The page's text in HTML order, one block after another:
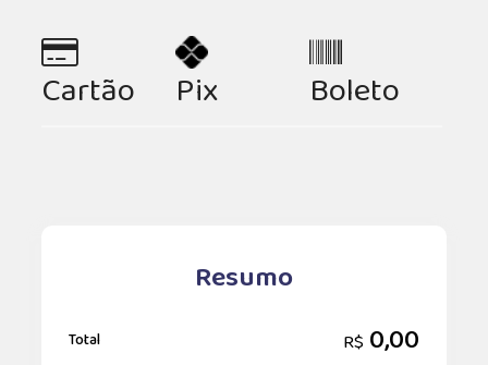
Cartão Pix Boleto
Resumo
Total R$ 0,00